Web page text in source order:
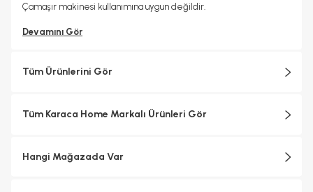
Çamaşır makinesi kullanımına uygun değildir.
Devamını Gör
Tüm Ürünlerini Gör
Tüm Karaca Home Markalı Ürünleri Gör
Hangi Mağazada Var